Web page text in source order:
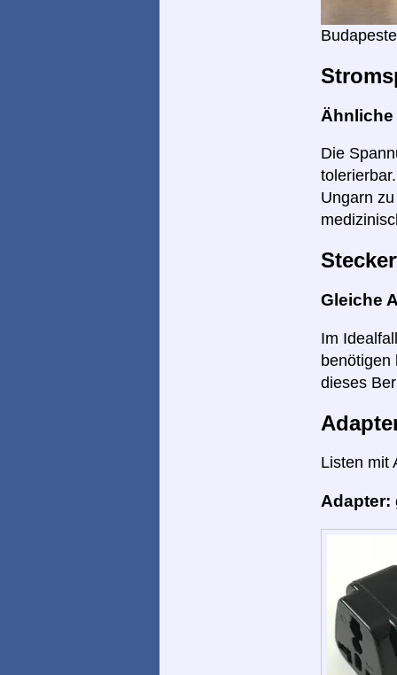
Die
Ungarn
Gleiche
Im
benötigen
dieses
Listen mit
Adapter: